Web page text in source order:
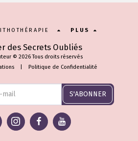
des Secrets Oubliés
© 2026 Tous droits réservés
| Politique de Confidentialité
PLUS
S'ABONNER